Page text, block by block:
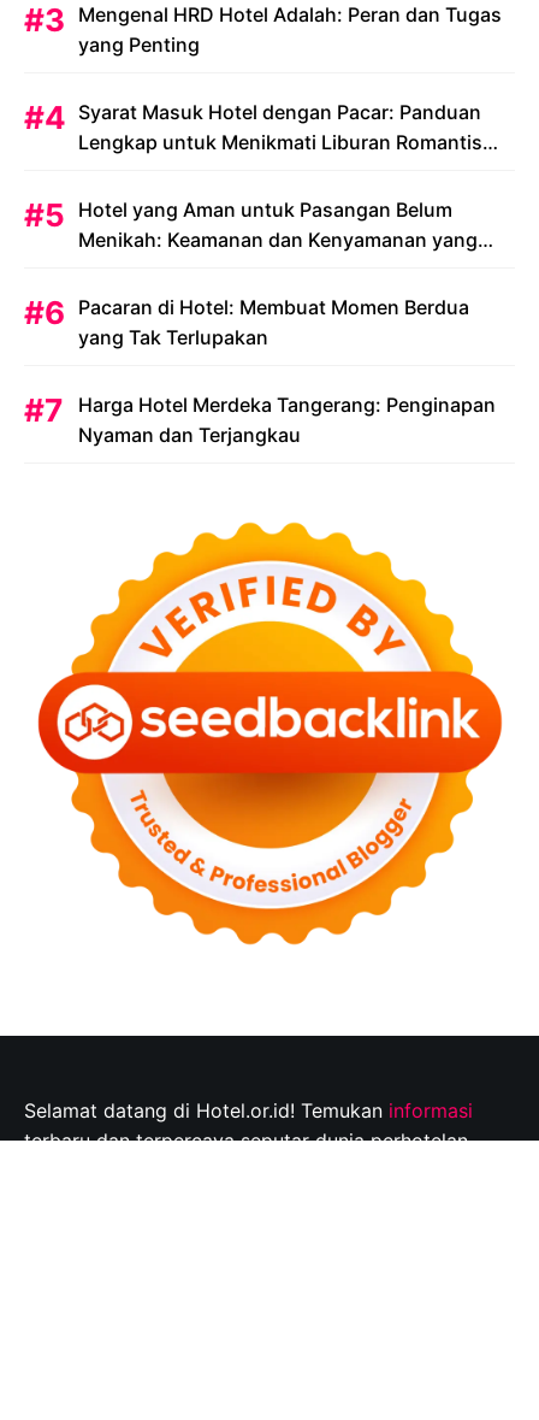
Mengenal HRD Hotel Adalah: Peran dan Tugas
yang Penting
Syarat Masuk Hotel dengan Pacar: Panduan
Lengkap untuk Menikmati Liburan Romantis
Hotel yang Aman untuk Pasangan Belum
Menikah: Keamanan dan Kenyamanan yang
Pacaran di Hotel: Membuat Momen Berdua
yang Tak Terlupakan
Harga Hotel Merdeka Tangerang: Penginapan
Nyaman dan Terjangkau
Selamat datang di Hotel.or.id! Temukan informasi
terbaru dan terpercaya seputar dunia perhotelan,